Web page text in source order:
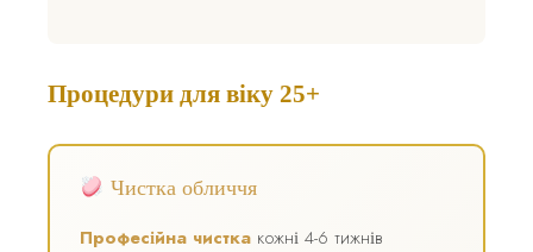
Процедури для віку 25+
Чистка обличчя
Професійна чистка кожні 4-6 тижнів